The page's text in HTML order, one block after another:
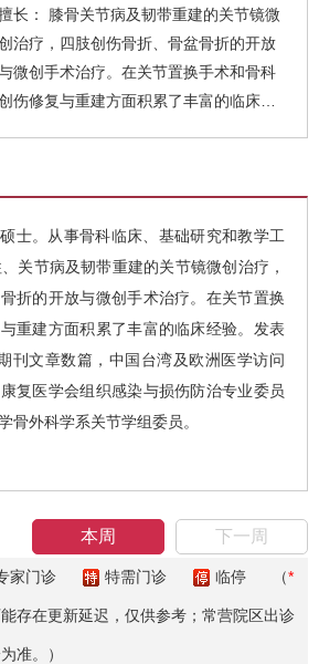
膝骨关节病及韧带重建的关节镜微
治疗，四肢创伤骨折、骨盆骨折的开放
微创手术治疗。在关节置换手术和骨科
伤修复与重建方面积累了丰富的临床经
士。从事骨科临床、基础研究和教学工
关节病及韧带重建的关节镜微创治疗，
折的开放与微创手术治疗。在关节置换
重建方面积累了丰富的临床经验。发表
刊文章数篇，中国台湾及欧洲医学访问
复医学会组织感染与损伤防治专业委员
骨外科学系关节学组委员。
本周 下一周
家门诊 特需门诊 临停 （*
存在更新延迟，仅供参考；常营院区出诊
准。）